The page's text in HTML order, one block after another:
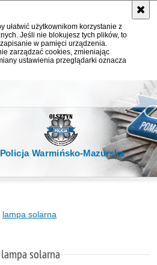
ułatwić użytkownikom korzystanie z
Jeśli nie blokujesz tych plików, to
w pamięci urządzenia.
zarządzać cookies, zmieniając
ustawienia przeglądarki oznacza
Policja Warmińsko-Mazurska
lampa solarna
solarna